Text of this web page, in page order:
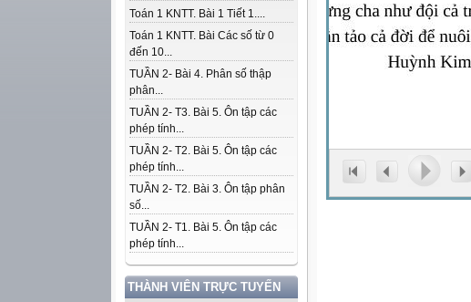
Toán 1 KNTT. Bài 1 Tiết 1....
Toán 1 KNTT. Bài Các số từ 0
đến 10...
TUẦN 2- Bài 4. Phân số thập
phân...
TUẦN 2- T3. Bài 5. Ôn tập các
phép tính...
TUẦN 2- T2. Bài 5. Ôn tập các
phép tính...
TUẦN 2- T2. Bài 3. Ôn tập phân
số...
TUẦN 2- T1. Bài 5. Ôn tập các
phép tính...
THÀNH VIÊN TRỰC TUYẾN